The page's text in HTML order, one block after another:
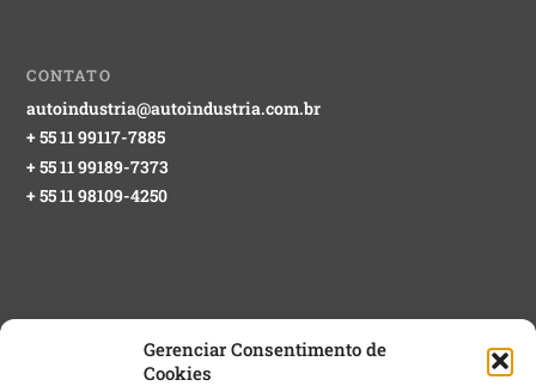
Gerenciar Consentimento de
Cookies
CONTATO
autoindustria@autoindustria.com.br
+ 55 11 99117-7885
+ 55 11 99189-7373
+ 55 11 98109-4250